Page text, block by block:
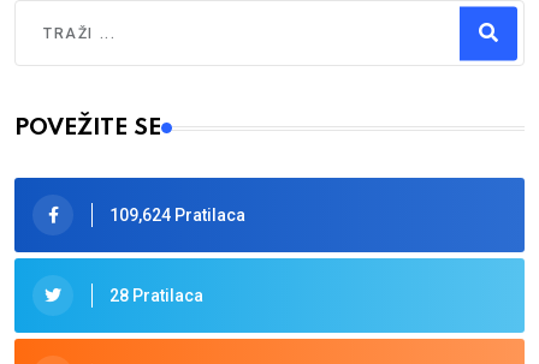
Type 2 or more characters for results.
POVEŽITE SE
109,624 Pratilaca
28 Pratilaca